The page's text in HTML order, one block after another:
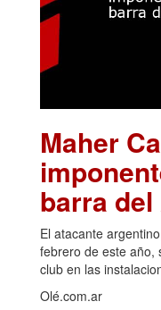
Maher
barra
El atacante
febrero de este año,
club en las
Olé.com.ar